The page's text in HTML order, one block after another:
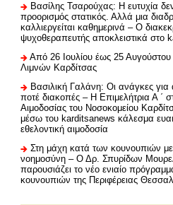
Βασίλης Τσαρούχας: Η ευτυχία
προορισμός στατικός. Αλλά μια
καλλιεργείται καθημερινά – Ο
ψυχοθεραπευτής αποκλειστικά στο
Από 26 Ιουλίου έως 25 Αυγούστου
Λιμνών Καρδίτσας
Βασιλική Γαλάνη: Οι ανάγκες για
ποτέ διακοπές – Η Επιμελήτρια Α ΄
Αιμοδοσίας του Νοσοκομείου
μέσω του karditsanews κάλεσμα
εθελοντική αιμοδοσία
Στη μάχη κατά των κουνουπιών
νοημοσύνη – Ο Δρ. Σπυρίδων
παρουσιάζει το νέο ενιαίο
κουνουπιών της Περιφέρειας